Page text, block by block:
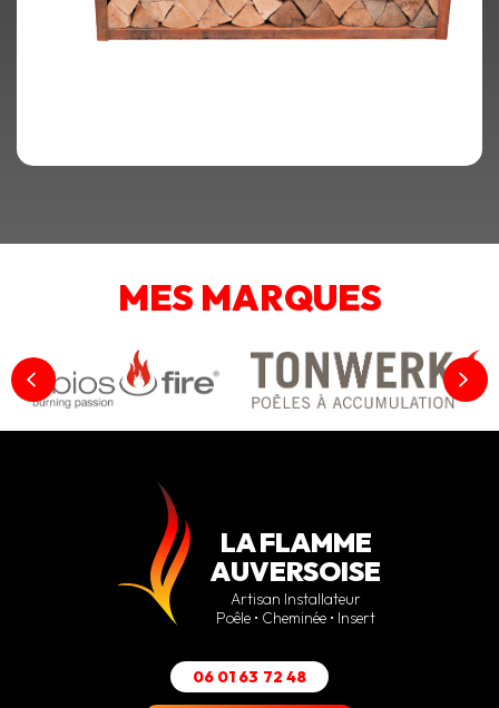
MES MARQUES
LA FLAMME
AUVERSOISE
Artisan Installateur
Poêle • Cheminée • Insert
06 01 63 72 48